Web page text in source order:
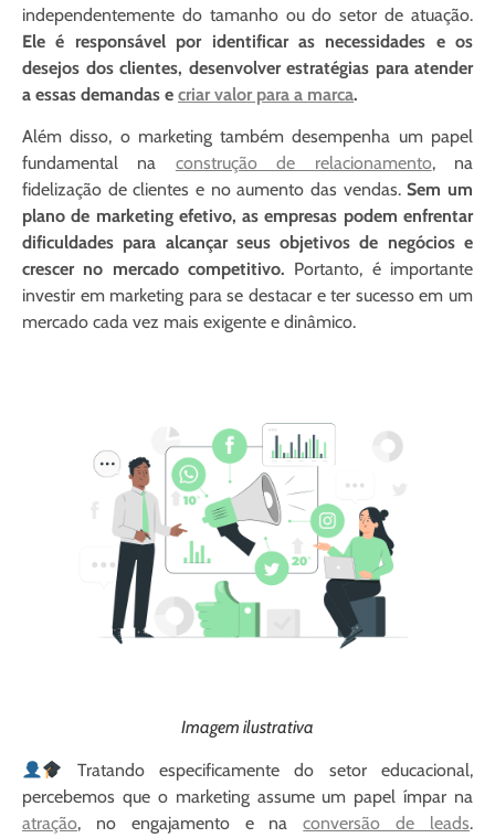
independentemente do tamanho ou do setor de atuação.
Ele é responsável por identificar as necessidades e os
desejos dos clientes, desenvolver estratégias para atender
a essas demandas e criar valor para a marca.
Além disso, o marketing também desempenha um papel
fundamental na construção de relacionamento, na
fidelização de clientes e no aumento das vendas.Sem um
plano de marketing efetivo, as empresas podem enfrentar
dificuldades para alcançar seus objetivos de negócios e
crescer no mercado competitivo. Portanto, é importante
investir em marketing para se destacar e ter sucesso em um
mercado cada vez mais exigente e dinâmico.
Imagem ilustrativa
Tratando especificamente do setor educacional,
percebemos que o marketing assume um papel ímpar na
atração, no engajamento e naconversão de leads.